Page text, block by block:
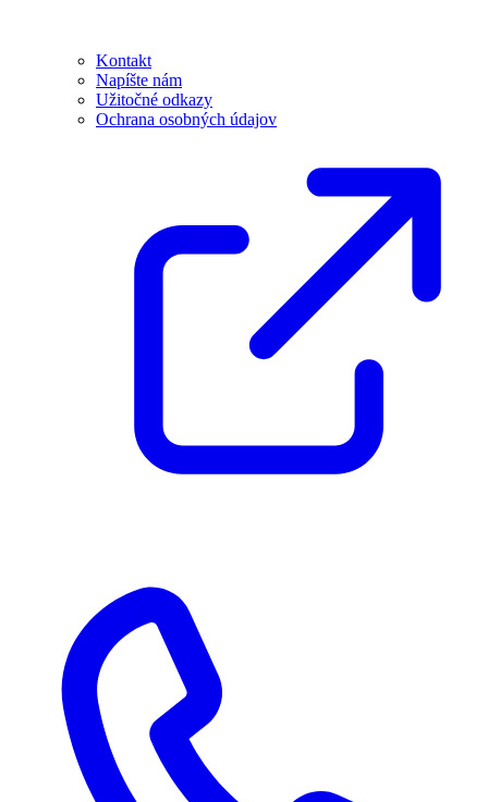
Kontakt
Napíšte nám
Užitočné odkazy
Ochrana osobných údajov